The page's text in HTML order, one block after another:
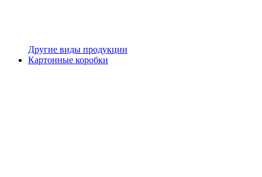
Другие виды продукции
Картонные коробки